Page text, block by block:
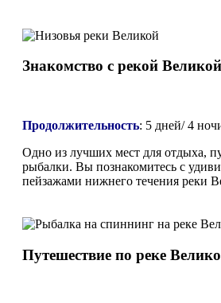
Знакомство с рекой Великой
Продолжительность: 5 дней/ 4
Одно из лучших мест для отдыха,
рыбалки. Вы познакомитесь с
пейзажами нижнего течения реки
Путешествие по реке